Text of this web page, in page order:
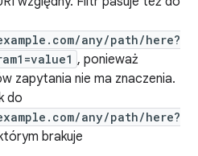
any/path/here?
, ponieważ
zapytania nie ma znaczenia.
do
any/path/here?
brakuje